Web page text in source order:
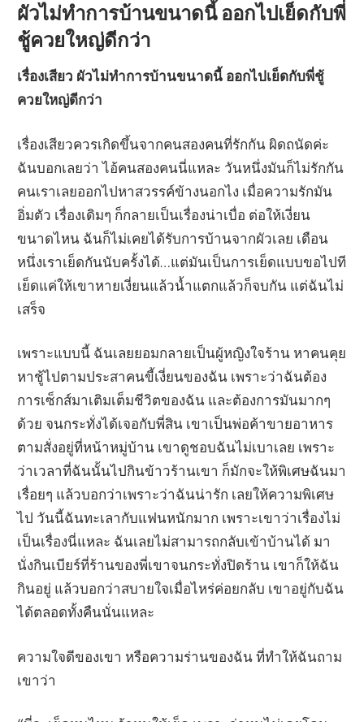
ผัวไม่ทำการบ้านขนาดนี้ ออกไปเย็ดกับพี่
ชู้ควยใหญ่ดีกว่า
เรื่องเสียว ผัวไม่ทำการบ้านขนาดนี้ ออกไปเย็ดกับพี่ชู้
ควยใหญ่ดีกว่า
เรื่องเสียวควรเกิดขึ้นจากคนสองคนที่รักกัน ผิดถนัดค่ะ
ฉันบอกเลยว่า ไอ้คนสองคนนี่แหละ วันหนึ่งมันก็ไม่รักกัน
คนเราเลยออกไปหาสวรรค์ข้างนอกไง เมื่อความรักมัน
อิ่มตัว เรื่องเดิมๆ ก็กลายเป็นเรื่องน่าเบื่อ ต่อให้เงี่ยน
ขนาดไหน ฉันก็ไม่เคยได้รับการบ้านจากผัวเลย เดือน
หนึ่งเราเย็ดกันนับครั้งได้…แต่มันเป็นการเย็ดแบบขอไปที
เย็ดแค่ให้เขาหายเงี่ยนแล้วน้ำแตกแล้วก็จบกัน แต่ฉันไม่
เสร็จ
เพราะแบบนี้ ฉันเลยยอมกลายเป็นผู้หญิงใจร้าน หาคนคุย
หาชู้ไปตามประสาคนขี้เงี่ยนของฉัน เพราะว่าฉันต้อง
การเซ็กส์มาเติมเต็มชีวิตของฉัน และต้องการมันมากๆ
ด้วย จนกระทั่งได้เจอกับพี่สิน เขาเป็นพ่อค้าขายอาหาร
ตามสั่งอยู่ที่หน้าหมู่บ้าน เขาดูชอบฉันไม่เบาเลย เพราะ
ว่าเวลาที่ฉันนั้นไปกินข้าวร้านเขา ก็มักจะให้พิเศษฉันมา
เรื่อยๆ แล้วบอกว่าเพราะว่าฉันน่ารัก เลยให้ความพิเศษ
ไป วันนี้ฉันทะเลากับแฟนหนักมาก เพราะเขาว่าเรื่องไม่
เป็นเรื่องนี่แหละ ฉันเลยไม่สามารถกลับเข้าบ้านได้ มา
นั่งกินเบียร์ที่ร้านของพี่เขาจนกระทั่งปิดร้าน เขาก็ให้ฉัน
กินอยู่ แล้วบอกว่าสบายใจเมื่อไหร่ค่อยกลับ เขาอยู่กับฉัน
ได้ตลอดทั้งคืนนั่นแหละ
ความใจดีของเขา หรือความร่านของฉัน ที่ทำให้ฉันถาม
เขาว่า